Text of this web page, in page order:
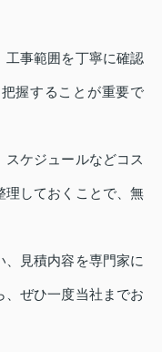
工事範囲を丁寧に確認
握することが重要で
ケジュールなどコス
理しておくことで、無
、見積内容を専門家に
、ぜひ一度当社までお